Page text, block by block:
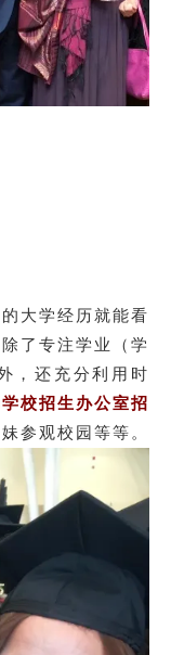
大学经历就能看
了专注学业（学
，还充分利用时
校招生办公室招
参观校园等等。